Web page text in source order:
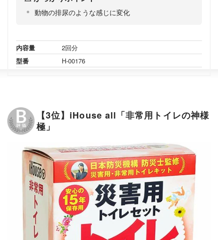
動物の排尿のような感じに変化
内容量
2回分
型番
H-00176
【3位】iHouse all「非常用トイレの神様
極」